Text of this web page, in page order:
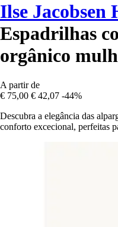
Ilse
Espadrilhas
orgânico
A partir de
€ 75,00 € 42,07 -44%
Descubra a elegância das
conforto excecional, perfeitas